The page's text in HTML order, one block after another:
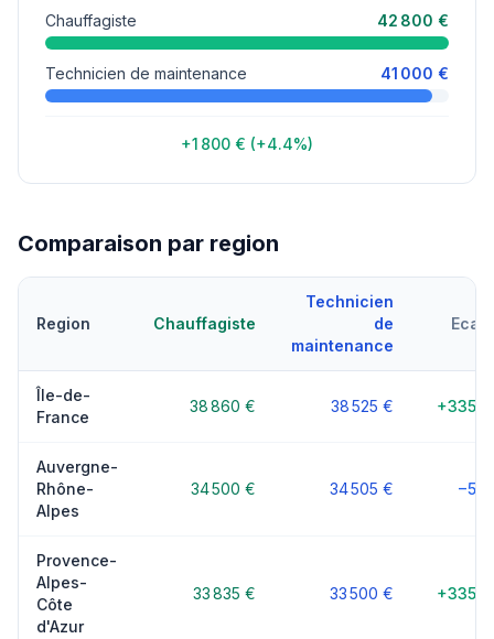
Chauffagiste 42 800 €
Technicien de maintenance 41 000 €
+1 800 € (+4.4%)
Comparaison par region
Region Chauffagiste
Technicien
de
maintenance
Ecart
Île-de-
France
38 860 € 38 525 € +335 €
Auvergne-
Rhône-
Alpes
34 500 € 34 505 € −5 €
Provence-
Alpes-
Côte
d'Azur
33 835 € 33 500 € +335 €